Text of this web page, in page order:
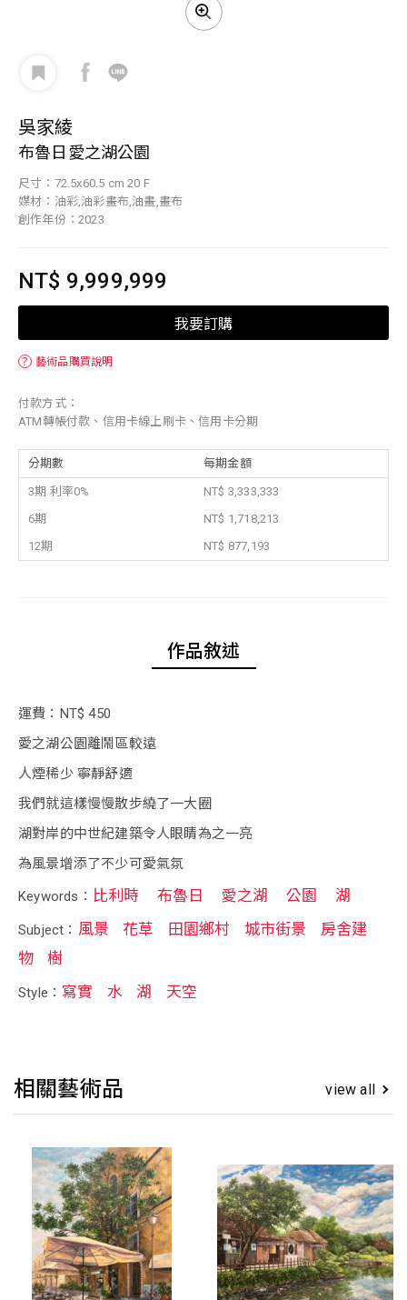
吳家綾
布魯日愛之湖公園
尺寸：72.5x60.5 cm 20 F
媒材：油彩,油彩畫布,油畫,畫布
創作年份：2023
NT$ 9,999,999
我要訂購
？ 藝術品購買說明
付款方式：
ATM轉帳付款、信用卡線上刷卡、信用卡分期
分期數 每期金額
3期 利率0%
NT$ 3,333,333
6期
NT$ 1,718,213
12期
NT$ 877,193
作品敘述
運費：NT$ 450
愛之湖公園離鬧區較遠
人煙稀少 寧靜舒適
我們就這樣慢慢散步繞了一大圈
湖對岸的中世紀建築令人眼睛為之一亮
為風景增添了不少可愛氣氛
Keywords： 比利時 布魯日 愛之湖 公園 湖
Subject： 風景 花草 田園鄉村 城市街景
房舍建
物
樹
Style：寫實 水 湖 天空
相關藝術品 view all